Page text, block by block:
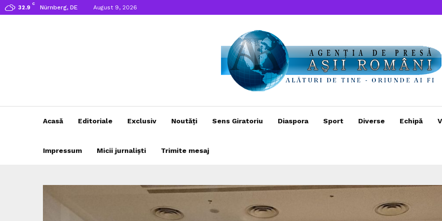
32.9
C
Nürnberg, DE August 9, 2026
Acasă Editoriale Exclusiv Noutăți Sens Giratoriu Diaspora Sport Diverse Echipă
Impressum Micii jurnaliști Trimite mesaj